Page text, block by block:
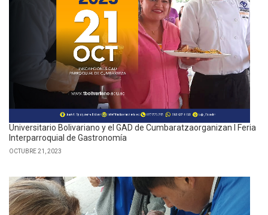
Universitario Bolivariano y el GAD de Cumbaratzaorganizan I Feria
Interparroquial de Gastronomía
OCTUBRE 21, 2023